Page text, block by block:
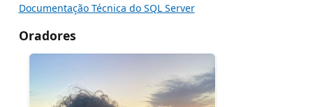
Documentação Técnica do SQL Server
Oradores